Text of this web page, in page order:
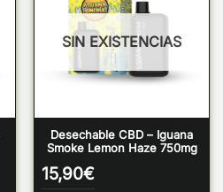
SIN EXISTENCIAS
Desechable CBD – Iguana
Smoke Lemon Haze 750mg
15,90€